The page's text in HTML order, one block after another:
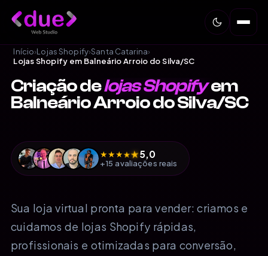
Início›Lojas Shopify›Santa Catarina›
Lojas Shopify em Balneário Arroio do Silva/SC
Criação delojas Shopifyem
Balneário Arroio do Silva/SC
★★★★★5,0
+15 avaliações reais
Sua loja virtual pronta para vender: criamos e
cuidamos de lojas Shopify rápidas,
profissionais e otimizadas para conversão,